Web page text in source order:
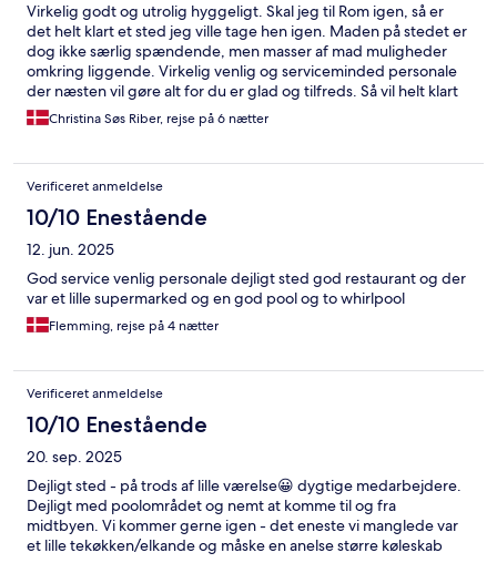
Virkelig godt og utrolig hyggeligt. Skal jeg til Rom igen, så er
det helt klart et sted jeg ville tage hen igen. Maden på stedet er
dog ikke særlig spændende, men masser af mad muligheder
omkring liggende. Virkelig venlig og serviceminded personale
der næsten vil gøre alt for du er glad og tilfreds. Så vil helt klart
anbefale andre dette sted
Christina Søs Riber, rejse på 6 nætter
Verificeret anmeldelse
10/10 Enestående
12. jun. 2025
God service venlig personale dejligt sted god restaurant og der
var et lille supermarked og en god pool og to whirlpool
Flemming, rejse på 4 nætter
Verificeret anmeldelse
10/10 Enestående
20. sep. 2025
Dejligt sted - på trods af lille værelse😀 dygtige medarbejdere.
Dejligt med poolområdet og nemt at komme til og fra
midtbyen. Vi kommer gerne igen - det eneste vi manglede var
et lille tekøkken/elkande og måske en anelse større køleskab